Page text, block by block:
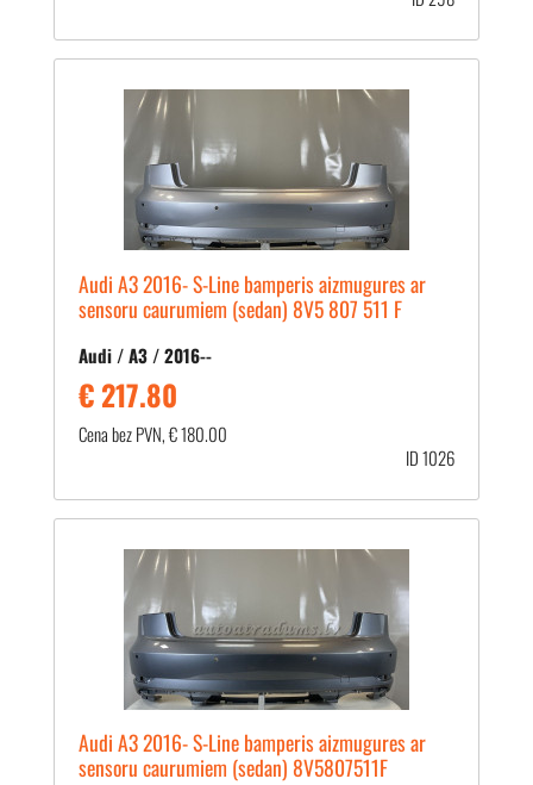
Audi A3 2016- S-Line bamperis aizmugures ar
sensoru caurumiem (sedan) 8V5 807 511 F
Audi / A3 / 2016--
€ 217.80
Cena bez PVN, € 180.00
ID 1026
Audi A3 2016- S-Line bamperis aizmugures ar
sensoru caurumiem (sedan) 8V5807511F